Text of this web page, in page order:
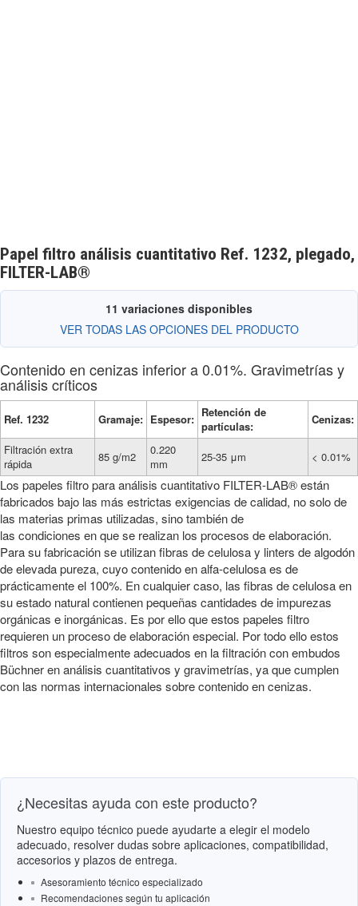
Papel filtro análisis cuantitativo Ref. 1232, plegado,
FILTER-LAB®
11 variaciones disponibles
VER TODAS LAS OPCIONES DEL PRODUCTO
Contenido en cenizas inferior a 0.01%. Gravimetrías y
análisis críticos
Ref. 1232 Gramaje: Espesor: Retención de
partículas:
Cenizas:
Filtración extra
rápida
85 g/m2
0.220
mm
25-35 μm < 0.01%
Los papeles filtro para análisis cuantitativo FILTER-LAB® están
fabricados bajo las más estrictas exigencias de calidad, no solo de
las materias primas utilizadas, sino también de
las condiciones en que se realizan los procesos de elaboración.
Para su fabricación se utilizan fibras de celulosa y linters de algodón
de elevada pureza, cuyo contenido en alfa-celulosa es de
prácticamente el 100%. En cualquier caso, las fibras de celulosa en
su estado natural contienen pequeñas cantidades de impurezas
orgánicas e inorgánicas. Es por ello que estos papeles filtro
requieren un proceso de elaboración especial. Por todo ello estos
filtros son especialmente adecuados en la filtración con embudos
Büchner en análisis cuantitativos y gravimetrías, ya que cumplen
con las normas internacionales sobre contenido en cenizas.
¿Necesitas ayuda con este producto?
Nuestro equipo técnico puede ayudarte a elegir el modelo
adecuado, resolver dudas sobre aplicaciones, compatibilidad,
accesorios y plazos de entrega.
Asesoramiento técnico especializado
Recomendaciones según tu aplicación